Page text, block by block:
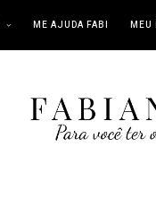
ME AJUDA FABI MEU